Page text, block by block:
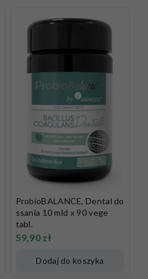
ProbioBALANCE, Dental do
ssania 10 mld x 90 vege
tabl.
59,90 zł
Dodaj do koszyka